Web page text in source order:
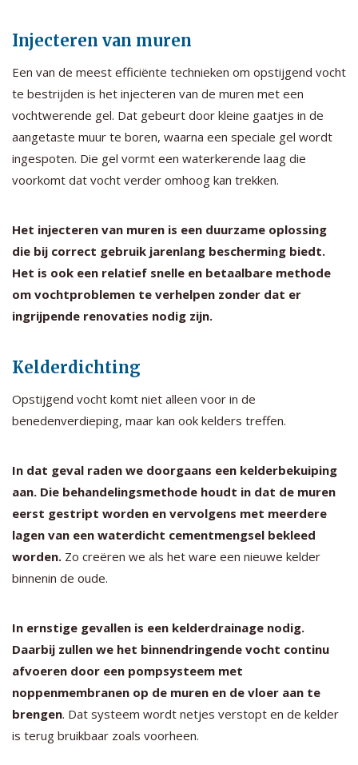
Injecteren van muren
Een van de meest efficiënte technieken om opstijgend vocht
te bestrijden is het injecteren van de muren met een
vochtwerende gel. Dat gebeurt door kleine gaatjes in de
aangetaste muur te boren, waarna een speciale gel wordt
ingespoten. Die gel vormt een waterkerende laag die
voorkomt dat vocht verder omhoog kan trekken.
Het injecteren van muren is een duurzame oplossing
die bij correct gebruik jarenlang bescherming biedt.
Het is ook een relatief snelle en betaalbare methode
om vochtproblemen te verhelpen zonder dat er
ingrijpende renovaties nodig zijn.
Kelderdichting
Opstijgend vocht komt niet alleen voor in de
benedenverdieping, maar kan ook kelders treffen.
In dat geval raden we doorgaans een kelderbekuiping
aan. Die behandelingsmethode houdt in dat de muren
eerst gestript worden en vervolgens met meerdere
lagen van een waterdicht cementmengsel bekleed
worden. Zo creëren we als het ware een nieuwe kelder
binnenin de oude.
In ernstige gevallen is een kelderdrainage nodig.
Daarbij zullen we het binnendringende vocht continu
afvoeren door een pompsysteem met
noppenmembranen op de muren en de vloer aan te
brengen. Dat systeem wordt netjes verstopt en de kelder
is terug bruikbaar zoals voorheen.